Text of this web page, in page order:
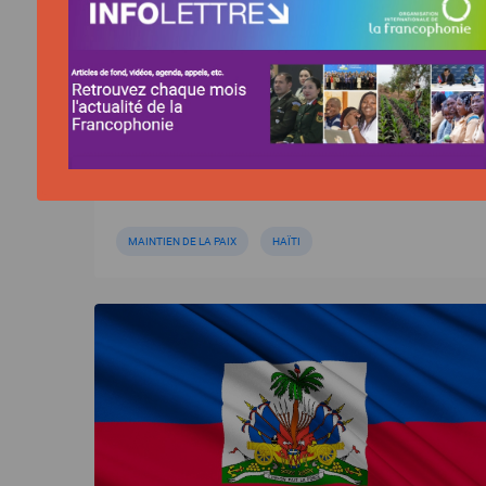
tchadien se préparant à être déployé
en Haïti
MAINTIEN DE LA PAIX HAÏTI